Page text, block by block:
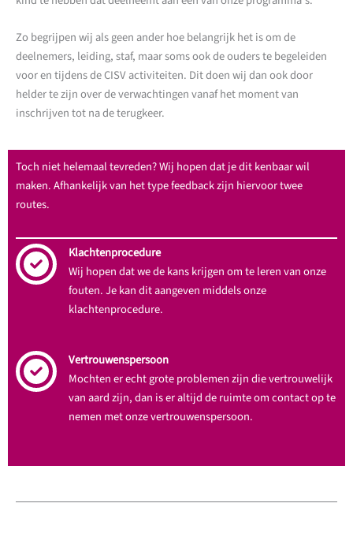
Zo begrijpen wij als geen ander hoe belangrijk het is om de
deelnemers, leiding, staf, maar soms ook de ouders te begeleiden
voor en tijdens de CISV activiteiten. Dit doen wij dan ook door
helder te zijn over de verwachtingen vanaf het moment van
inschrijven tot na de terugkeer.
Toch niet helemaal tevreden? Wij hopen dat je dit kenbaar wil
maken. Afhankelijk van het type feedback zijn hiervoor twee
routes.
Klachtenprocedure
Wij hopen dat we de kans krijgen om te leren van onze
fouten. Je kan dit aangeven middels onze
klachtenprocedure.
Vertrouwenspersoon
Mochten er echt grote problemen zijn die vertrouwelijk
van aard zijn, dan is er altijd de ruimte om contact op te
nemen met onze vertrouwenspersoon.